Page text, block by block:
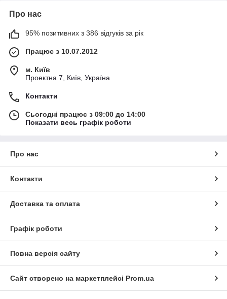
Про нас
95% позитивних з 386 відгуків за рік
Працює з 10.07.2012
м. Київ
Проектна 7, Київ, Україна
Контакти
Сьогодні працює з 09:00 до 14:00
Показати весь графік роботи
Про нас
Контакти
Доставка та оплата
Графік роботи
Повна версія сайту
Сайт створено на маркетплейсі Prom.ua